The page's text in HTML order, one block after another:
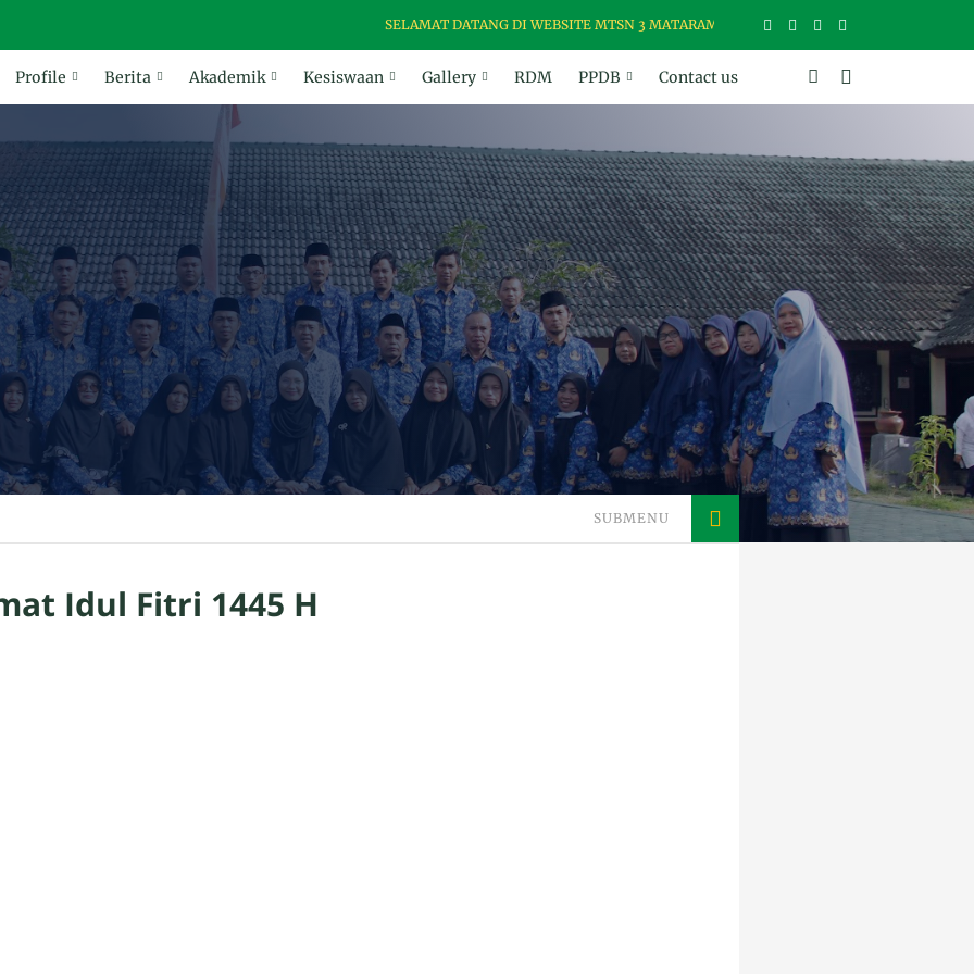
SELAMAT DATANG DI WEBSITE MTSN 3 MATARAM, MADRASAH USWAH (UNGGUL, SANTUN,
Profile Berita Akademik Kesiswaan Gallery RDM PPDB Contact us
SUBMENU
Idul Fitri 1445 H